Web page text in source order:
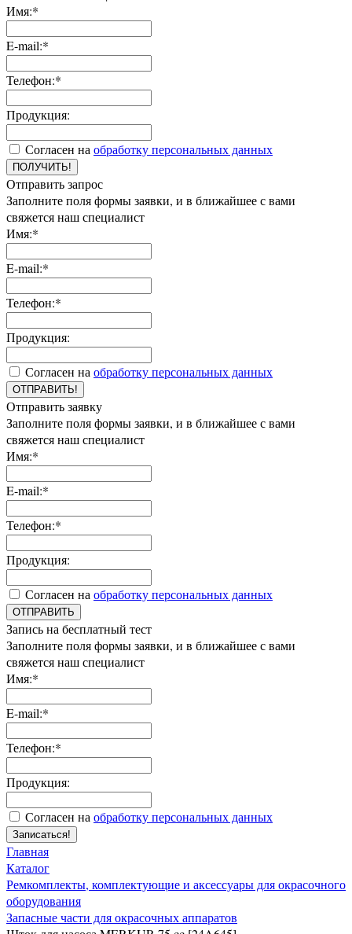
Имя:*
E-mail:*
Телефон:*
Продукция:
Согласен на обработку персональных данных
ПОЛУЧИТЬ!
Отправить запрос
Заполните поля формы заявки, и в ближайшее с вами
свяжется наш специалист
Имя:*
E-mail:*
Телефон:*
Продукция:
Согласен на обработку персональных данных
ОТПРАВИТЬ!
Отправить заявку
Заполните поля формы заявки, и в ближайшее с вами
свяжется наш специалист
Имя:*
E-mail:*
Телефон:*
Продукция:
Согласен на обработку персональных данных
ОТПРАВИТЬ
Запись на бесплатный тест
Заполните поля формы заявки, и в ближайшее с вами
свяжется наш специалист
Имя:*
E-mail:*
Телефон:*
Продукция:
Согласен на обработку персональных данных
Записаться!
Главная
Каталог
Ремкомплекты, комплектующие и аксессуары для окрасочного
оборудования
Запасные части для окрасочных аппаратов